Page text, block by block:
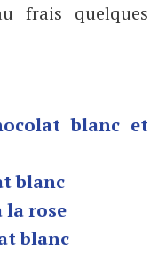
frais quelques
blanc et
blanc
la rose
blanc